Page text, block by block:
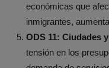
económicas que
inmigrantes,
ODS 11: Ciudades
tensión en los